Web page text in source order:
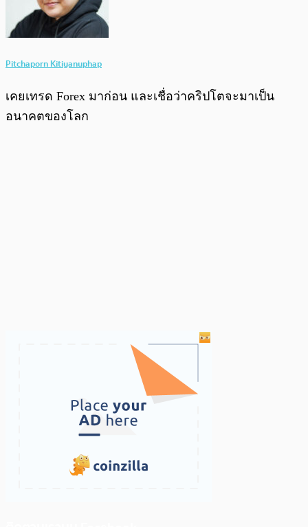
Pitchaporn Kitiyanuphap
เคยเทรด Forex มาก่อน และเชื่อว่าคริปโตจะมาเป็น
อนาคตของโลก